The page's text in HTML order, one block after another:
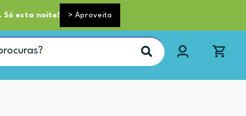
Só esta noite! > Aproveita
Entrega pequeno porte grátis acima de 35€*